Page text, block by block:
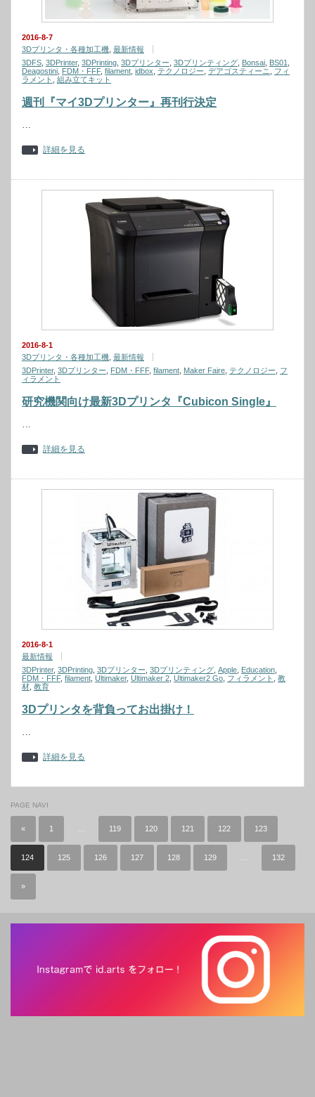
2016-8-7
3Dプリンタ・各種加工機 最新情報
3DFS 3DPrinter, 3DPrinting 3Dプリンター 3Dプリンティング Bonsai BS01
Deagostini FDM・FFF, filament idbox テクノロジー デアゴスティーニ
フィ
ラメント
組み立てキット
週刊『マイ3Dプリンター』再刊行決定
…
詳細を見る
2016-8-1
3Dプリンタ・各種加工機 最新情報
3DPrinter, 3Dプリンター FDM・FFF, filament Maker Faire テクノロジー
フ
ィラメント
研究機関向け最新3Dプリンタ『Cubicon Single』
…
詳細を見る
2016-8-1
最新情報
3DPrinter, 3DPrinting 3Dプリンター 3Dプリンティング Apple Education
FDM・FFF, filament Ultimaker, Ultimaker 2 Ultimaker2 Go フィラメント
教
材 教育
3Dプリンタを背負ってお出掛け！
…
詳細を見る
PAGE NAVI
« 1 119 120 121 122 123
124 125 126 127 128 129 132
»